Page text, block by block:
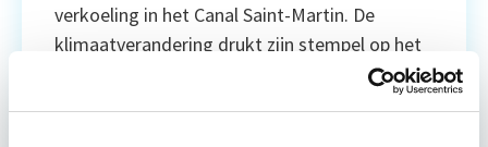
verkoeling in het Canal Saint-Martin. De
klimaatverandering drukt zijn stempel op het
Lees